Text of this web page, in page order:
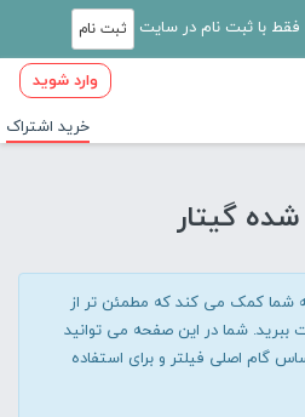
ثبت نام
وارد شوید
خرید اشتراک
گیتار
شما کمک می کند که مطمئن تر از
ببرید. شما در این صفحه می توانید
گام اصلی فیلتر و برای استفاده